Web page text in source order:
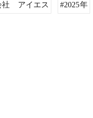
社 アイエス #2025年